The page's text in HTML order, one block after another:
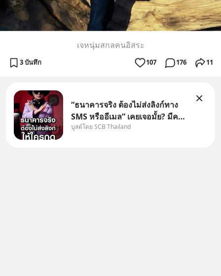
เจหนุ่มสกลคนอิสระ
3 บันทึก 107 176 11
“ธนาคารจริง ต้องไม่ส่งลิงก์ทาง
SMS หรืออีเมล” เคยเจอมั้ย? มีคน
อ้างว่าโทรจากธนาคาร บอกว่า
บูสต์โดย SCB Thailand